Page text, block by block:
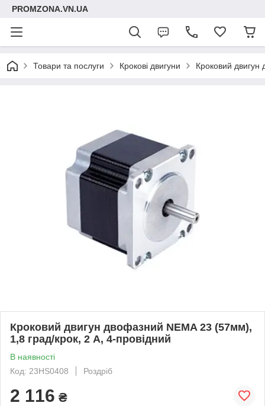
PROMZONA.VN.UA
Товари та послуги Крокові двигуни Кроковий
Кроковий двигун двофазний NEMA 23 (57мм),
1,8 град/крок, 2 А, 4-провідний
В наявності
Код: 23HS0408
Роздріб
2 116 ₴